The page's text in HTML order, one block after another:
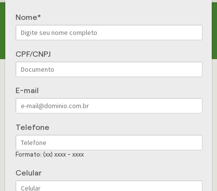
Nome
CPF/CNPJ
E-mail
Telefone
Formato: (xx) xxxx - xxxx
Celular